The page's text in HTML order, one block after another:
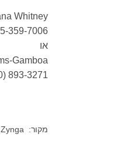
Whitney
359-7006
או
Gamboa
893-3271
מקור: Zynga